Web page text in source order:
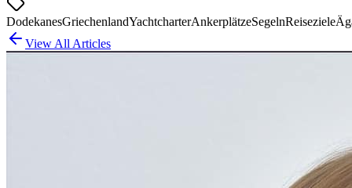
DodekanesGriechenlandYachtcharterAnkerplätzeSegelnReiseziele
View All Articles